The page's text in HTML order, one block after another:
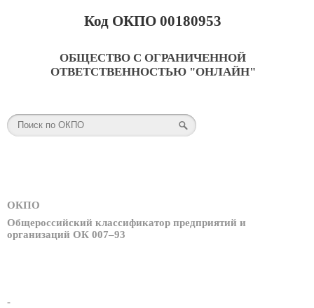
Код ОКПО 00180953
ОБЩЕСТВО С ОГРАНИЧЕННОЙ
ОТВЕТСТВЕННОСТЬЮ "ОНЛАЙН"
ОКПО
Общероссийский классификатор предприятий и
организаций ОК 007–93
-